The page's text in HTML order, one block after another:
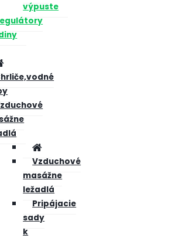
výpuste
Vzduchové
masážne
ležadlá
Pripájacie
sady
k